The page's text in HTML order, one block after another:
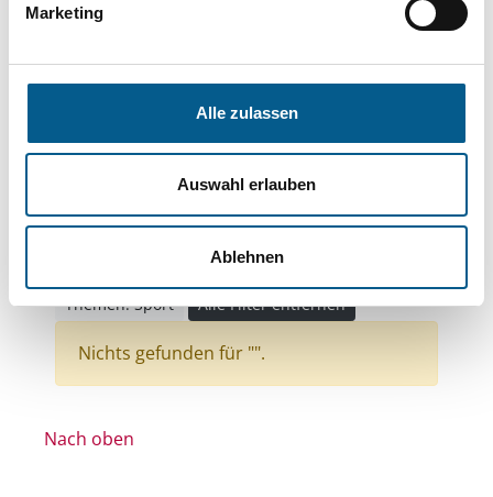
Marketing
Alle zulassen
Auswahl erlauben
Ablehnen
Themen: Wohltätige Zwecke
Themen: Gesundheitswesen
Themen: Bildung und Erziehung
Themen: Kirchliche Zwecke
Themen: Seniorinnen, Senioren & Pflege
Themen: Wohlfahrtswesen
Themen: Kinder, Jugendliche & Familie
Themen: Sport
Alle Filter entfernen
Nichts gefunden für "".
Nach oben